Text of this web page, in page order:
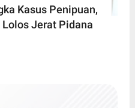
Kasus Penipuan,
Lolos Jerat Pidana